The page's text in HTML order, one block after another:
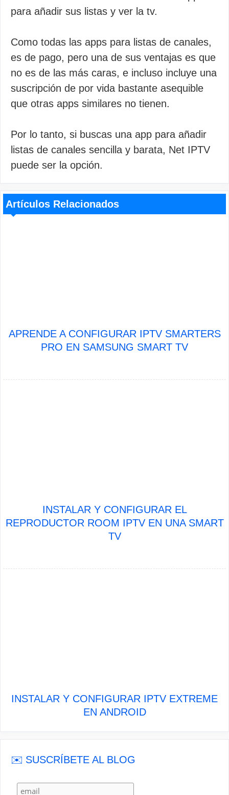
para añadir sus listas y ver la tv.
Como todas las apps para listas de canales,
es de pago, pero una de sus ventajas es que
no es de las más caras, e incluso incluye una
suscripción de por vida bastante asequible
que otras apps similares no tienen.
Por lo tanto, si buscas una app para añadir
listas de canales sencilla y barata, Net IPTV
puede ser la opción.
Artículos Relacionados
APRENDE A CONFIGURAR IPTV SMARTERS
PRO EN SAMSUNG SMART TV
INSTALAR Y CONFIGURAR EL
REPRODUCTOR ROOM IPTV EN UNA SMART
TV
INSTALAR Y CONFIGURAR IPTV EXTREME
EN ANDROID
✉️ SUSCRÍBETE AL BLOG